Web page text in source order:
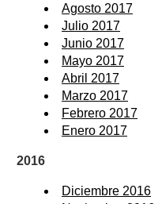
Agosto 2017
Julio 2017
Junio 2017
Mayo 2017
Abril 2017
Marzo 2017
Febrero 2017
Enero 2017
2016
Diciembre 2016